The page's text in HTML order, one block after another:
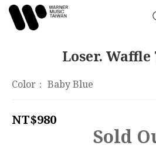
Loser. Waffle
Color： Baby Blue
NT$980
Sold